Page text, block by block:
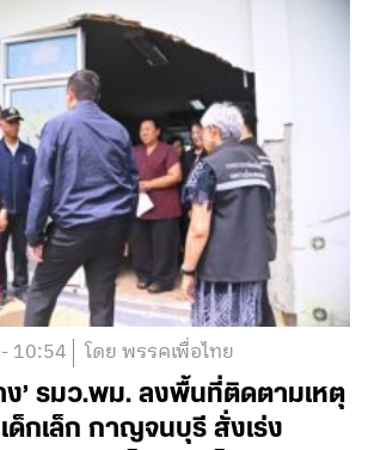
10:54 โดย พรรคเพื่อไทย
ง’ รมว.พม. ลงพื้นที่ติดตามเหตุ
กเล็ก กาญจนบุรี สั่งเร่ง